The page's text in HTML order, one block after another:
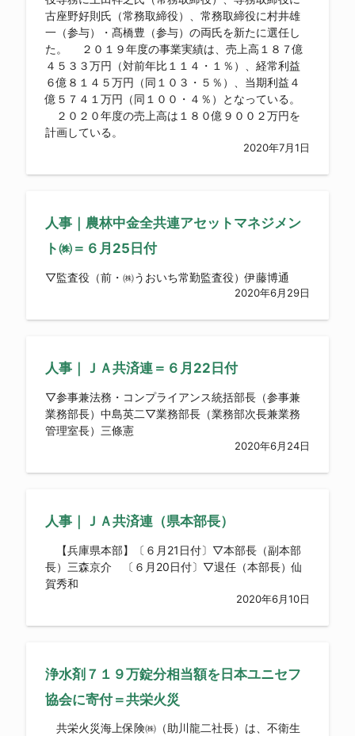
古座野好則氏（常務取締役）、常務取締役に村井雄
一（参与）・髙橋豊（参与）の両氏を新たに選任し
た。 ２０１９年度の事業実績は、売上高１８７億
４５３３万円（対前年比１１４・１％）、経常利益
６億８１４５万円（同１０３・５％）、当期利益４
億５７４１万円（同１００・４％）となっている。
２０２０年度の売上高は１８０億９００２万円を
計画している。
2020年7月1日
人事｜農林中金全共連アセットマネジメン
ト㈱＝６月25日付
▽監査役（前・㈱うおいち常勤監査役）伊藤博通
2020年6月29日
人事｜ＪＡ共済連＝６月22日付
▽参事兼法務・コンプライアンス統括部長（参事兼
業務部長）中島英二▽業務部長（業務部次長兼業務
管理室長）三條憲
2020年6月24日
人事｜ＪＡ共済連（県本部長）
【兵庫県本部】〔６月21日付〕▽本部長（副本部
長）三森京介 〔６月20日付〕▽退任（本部長）仙
賀秀和
2020年6月10日
浄水剤７１９万錠分相当額を日本ユニセフ
協会に寄付＝共栄火災
共栄火災海上保険㈱（助川龍二社長）は、不衛生